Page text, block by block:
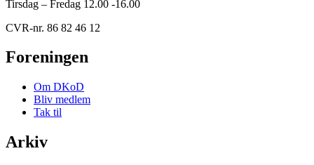
Tirsdag – Fredag 12.00 -16.00
CVR-nr. 86 82 46 12
Foreningen
Om DKoD
Bliv medlem
Tak til
Arkiv